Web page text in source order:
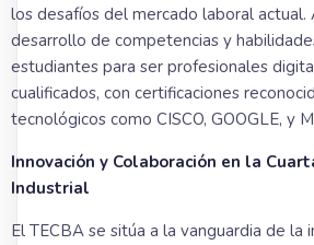
los desafíos del mercado laboral
desarrollo de competencias y
estudiantes para ser profesionales
cualificados, con certificaciones
tecnológicos como CISCO, GOOGLE, y
Innovación y Colaboración en la
Industrial
El TECBA se sitúa a la vanguardia de la